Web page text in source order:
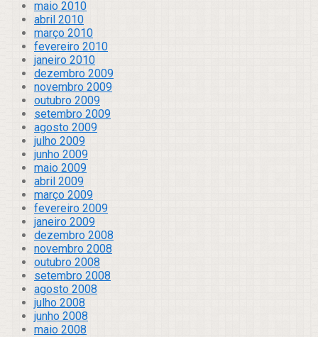
maio 2010
abril 2010
março 2010
fevereiro 2010
janeiro 2010
dezembro 2009
novembro 2009
outubro 2009
setembro 2009
agosto 2009
julho 2009
junho 2009
maio 2009
abril 2009
março 2009
fevereiro 2009
janeiro 2009
dezembro 2008
novembro 2008
outubro 2008
setembro 2008
agosto 2008
julho 2008
junho 2008
maio 2008